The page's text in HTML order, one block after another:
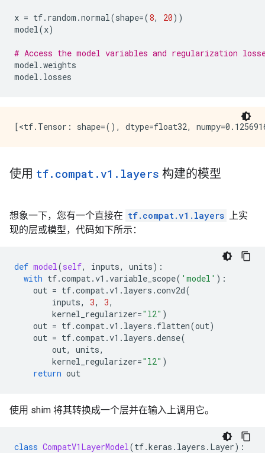
x = tf. random .normal(shape=(8, 20))
model(x)
# Access the model variables and regularization
model .weights
model . losses
使用 tf. compat . v1 . layers 构建的模型
想象一下，您有一个直接在 tf.compat.v1.layers 上实
现的层或模型，代码如下所示：
def model(self, inputs, units):
with tf.compat.v1 .variable_scope( 'model' ):
out = tf.compat.v1 . layers .conv2d(
inputs, 3, 3,
kernel_regularizer="l2" )
out = tf.compat.v1 . layers . flatten(out)
out = tf.compat.v1 . layers .dense(
out, units,
kernel_regularizer="l2" )
return out
使用 shim 将其转换成一个层并在输入上调用它。
class CompatV1LayerModel(tf.keras . layers . Layer):